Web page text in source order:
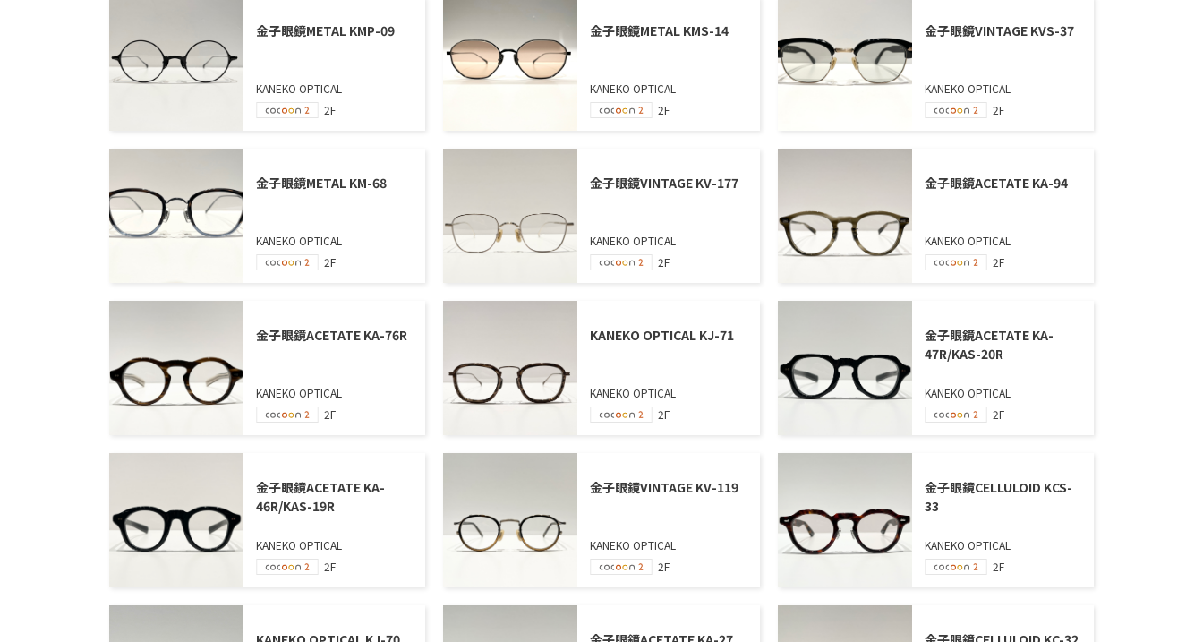
金子眼鏡METAL KMP-09
KANEKO OPTICAL
2F
金子眼鏡METAL KMS-14
KANEKO OPTICAL
2F
金子眼鏡VINTAGE KVS-37
KANEKO OPTICAL
2F
金子眼鏡METAL KM-68
KANEKO OPTICAL
2F
金子眼鏡VINTAGE KV-177
KANEKO OPTICAL
2F
金子眼鏡ACETATE KA-94
KANEKO OPTICAL
2F
金子眼鏡ACETATE KA-76R
KANEKO OPTICAL
2F
KANEKO OPTICAL KJ-71
KANEKO OPTICAL
2F
金子眼鏡ACETATE KA-
47R/KAS-20R
KANEKO OPTICAL
2F
金子眼鏡ACETATE KA-
46R/KAS-19R
KANEKO OPTICAL
2F
金子眼鏡VINTAGE KV-119
KANEKO OPTICAL
2F
金子眼鏡CELLULOID KCS-
33
KANEKO OPTICAL
2F